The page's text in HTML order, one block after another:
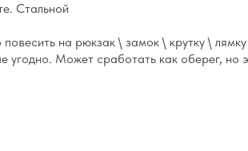
Стальной
на рюкзак \ замок \ крутку \
угодно. Может сработать как оберег, но